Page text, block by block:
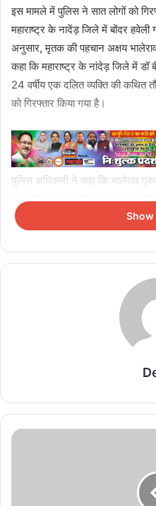
इस मामले में पुलिस ने सात लोगों को
महाराष्ट्र के नादेंड़ जिले में बोंदर
अनुसार, मृतक की पहचान अक्षय
कहा कि महाराष्ट्र के नांदेड़ जिले में
24 वर्षीय एक दलित व्यक्ति की कथित
को गिरफ्तार किया गया है।
पुलिस अधिकारी ने कहा कि भालेराव
तथाकथित उच्च जाति के एक शख्स
कुछ तलवारें लिए हुए थे। अधिकारी ने
14 अप्रैल को मनाी चाहिए।' इस पर
अक्षय भालेराव को नजदीकी अस्पताल
उन्हें मृत घोषित कर दिया गया।
अनुसूचित जनजाति (अत्याचार
और सात आरोपियों को गिरफ्तार किया
है।
पुर्तगाल में
Show